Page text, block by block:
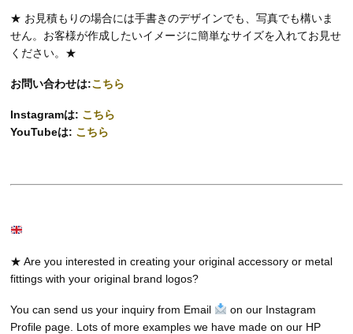
★ お見積もりの場合には手書きのデザインでも、写真でも構いま
せん。お客様が作成したいイメージに簡単なサイズを入れてお見せ
ください。★
お問い合わせは:こちら
Instagramは: こちら
YouTubeは: こちら
★ Are you interested in creating your original accessory or metal
fittings with your original brand logos?
You can send us your inquiry from Email
on our Instagram
Profile page. Lots of more examples we have made on our HP